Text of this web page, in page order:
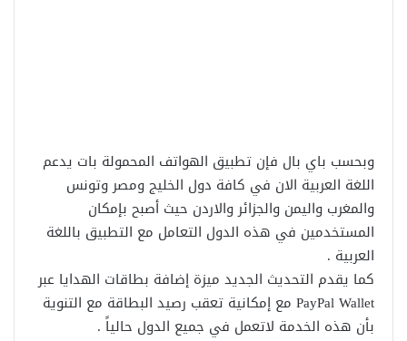
وبحسب باي بال فإن تطبيق الهواتف المحمولة بات يدعم
اللغة العربية الان في كافة دول الخليج ومصر وتونس
والمغرب واليمن والجزائر والاردن حيث أصبح بإمكان
المستخدمين في هذه الدول التعامل مع التطبيق باللغة
العربية .
كما يقدم التحديث الجديد ميزة إضافة بطاقات الهدايا عبر
PayPal Wallet مع إمكانية تعقب رصيد البطاقة مع التنوية
بأن هذه الخدمة لاتعمل في جميع الدول حالياً .